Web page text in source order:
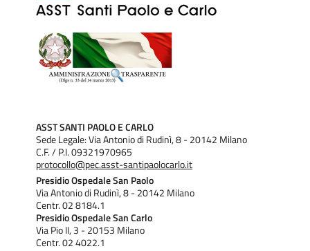
ASST SANTI PAOLO E CARLO
Sede Legale: Via Antonio di Rudinì, 8 - 20142 Milano
C.F. / P.I. 09321970965
protocollo@pec.asst-santipaolocarlo.it
Presidio Ospedale San Paolo
Via Antonio di Rudinì, 8 - 20142 Milano
Centr. 02 8184.1
Presidio Ospedale San Carlo
Via Pio II, 3 - 20153 Milano
Centr. 02 4022.1